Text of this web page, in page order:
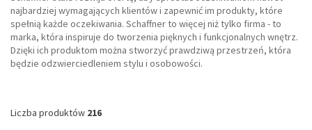
najbardziej wymagających klientów i zapewnić im produkty, które
spełnią każde oczekiwania. Schaffner to więcej niż tylko firma - to
marka, która inspiruje do tworzenia pięknych i funkcjonalnych wnętrz.
Dzięki ich produktom można stworzyć prawdziwą przestrzeń, która
będzie odzwierciedleniem stylu i osobowości.
Liczba produktów 216